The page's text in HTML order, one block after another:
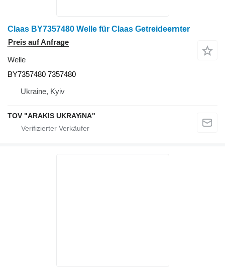
Claas BY7357480 Welle für Claas Getreideernter
Preis auf Anfrage
Welle
BY7357480 7357480
Ukraine, Kyiv
TOV "ARAKIS UKRAYiNA"